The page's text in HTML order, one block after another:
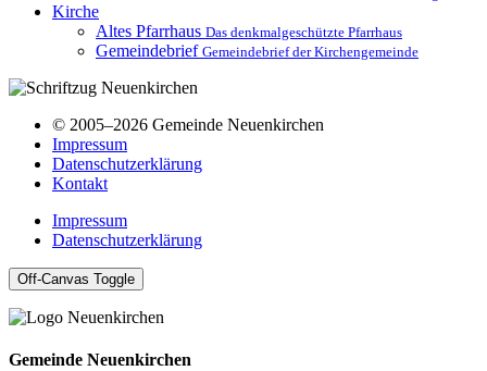
Kirche
Altes Pfarrhaus Das denkmalgeschützte Pfarrhaus
Gemeindebrief Gemeindebrief der Kirchengemeinde
© 2005–2026 Gemeinde Neuenkirchen
Impressum
Datenschutzerklärung
Kontakt
Impressum
Datenschutzerklärung
Off-Canvas Toggle
Gemeinde Neuenkirchen